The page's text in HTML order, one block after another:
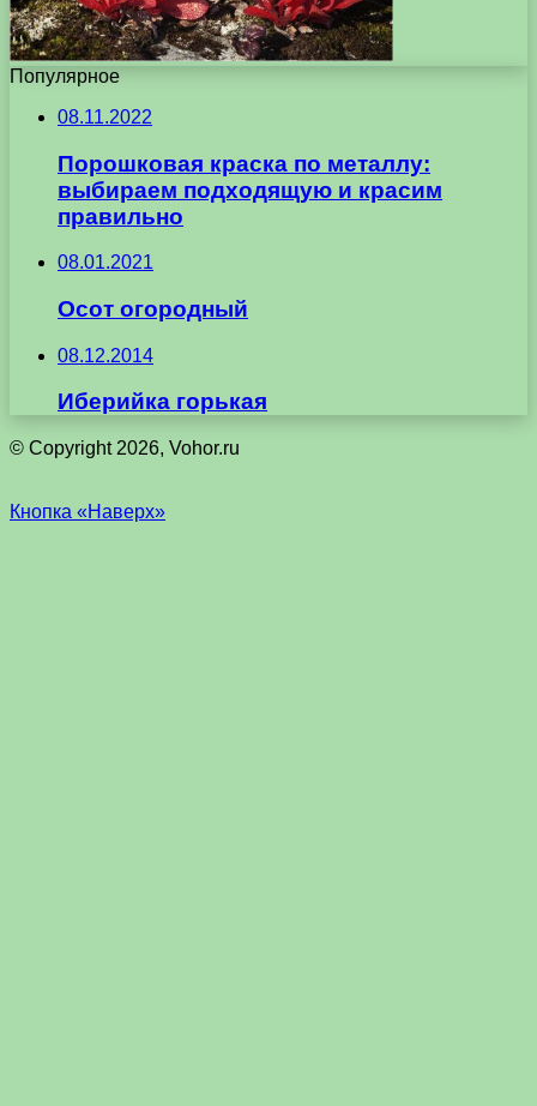
Популярное
08.11.2022
Порошковая краска по металлу:
выбираем подходящую и красим
правильно
08.01.2021
Осот огородный
08.12.2014
Иберийка горькая
© Copyright 2026, Vohor.ru
Кнопка «Наверх»